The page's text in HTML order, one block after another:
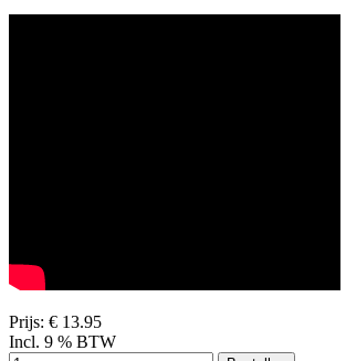
Prijs: € 13.95
Incl. 9 % BTW